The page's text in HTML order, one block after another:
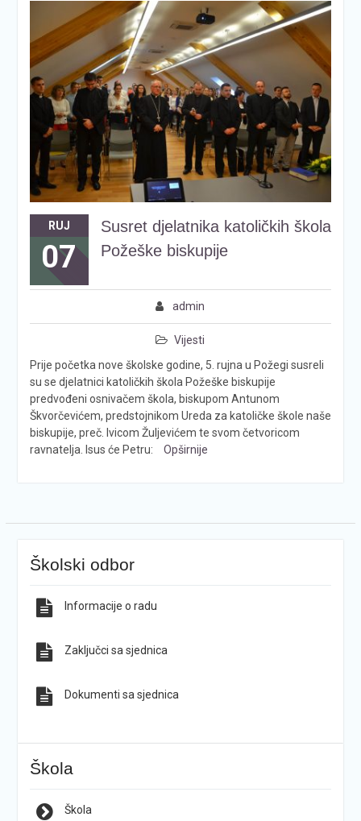
RUJ
07
Susret djelatnika katoličkih škola
Požeške biskupije
admin
Vijesti
Prije početka nove školske godine, 5. rujna u Požegi susreli
su se djelatnici katoličkih škola Požeške biskupije
predvođeni osnivačem škola, biskupom Antunom
Škvorčevićem, predstojnikom Ureda za katoličke škole naše
biskupije, preč. Ivicom Žuljevićem te svom četvoricom
ravnatelja. Isus će Petru:
Opširnije
Školski odbor
Informacije o radu
Zaključci sa sjednica
Dokumenti sa sjednica
Škola
Škola